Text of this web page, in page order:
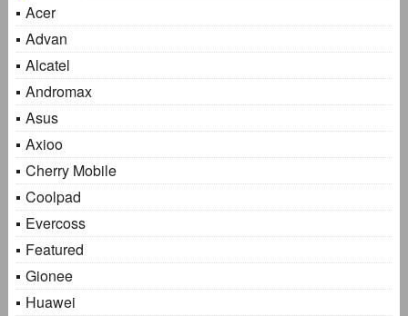
Acer
Advan
Alcatel
Andromax
Asus
Axioo
Cherry Mobile
Coolpad
Evercoss
Featured
Gionee
Huawei